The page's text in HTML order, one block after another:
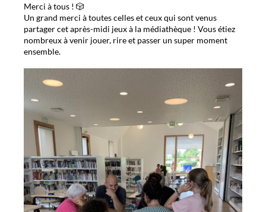
Merci à tous ! 🎲
Un grand merci à toutes celles et ceux qui sont venus
partager cet après-midi jeux à la médiathèque ! Vous étiez
nombreux à venir jouer, rire et passer un super moment
ensemble.